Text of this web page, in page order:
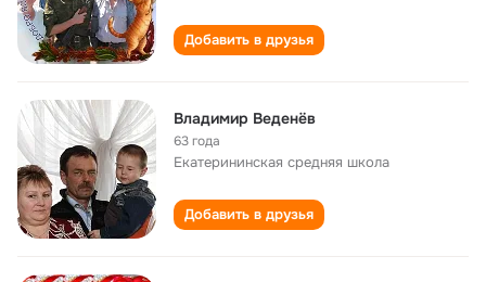
Добавить в друзья
Владимир Веденёв
63 года
Екатерининская cредняя школа
Добавить в друзья